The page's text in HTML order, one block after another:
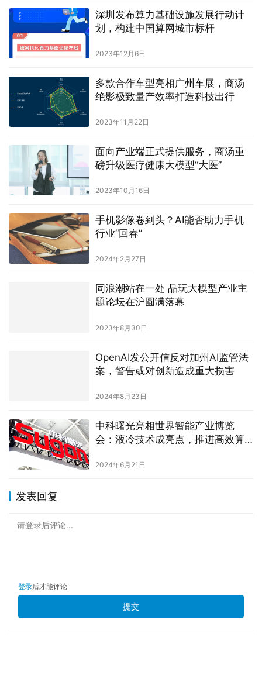
深圳发布算力基础设施发展行动计
划，构建中国算网城市标杆
2023年12月6日
多款合作车型亮相广州车展，商汤
绝影极致量产效率打造科技出行
2023年11月22日
面向产业端正式提供服务，商汤重
磅升级医疗健康大模型“大医”
2023年10月16日
手机影像卷到头？AI能否助力手机
行业“回春”
2024年2月27日
同浪潮站在一处 品玩大模型产业主
题论坛在沪圆满落幕
2023年8月30日
OpenAI发公开信反对加州AI监管法
案，警告或对创新造成重大损害
2024年8月23日
中科曙光亮相世界智能产业博览
会：液冷技术成亮点，推进高效算
2024年6月21日
发表回复
请登录后评论...
登录后才能评论
提交